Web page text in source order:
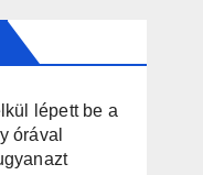
lépett be a
órával